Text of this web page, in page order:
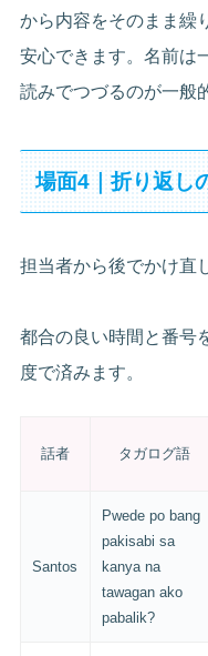
から内容をそのまま繰
安心できます。名前は
読みでつづるのが一般
場面4｜折り返し
担当者から後でかけ直
都合の良い時間と番号
度で済みます。
話者 タガログ語
Santos
Pwede po bang
pakisabi sa
kanya na
tawagan ako
pabalik?